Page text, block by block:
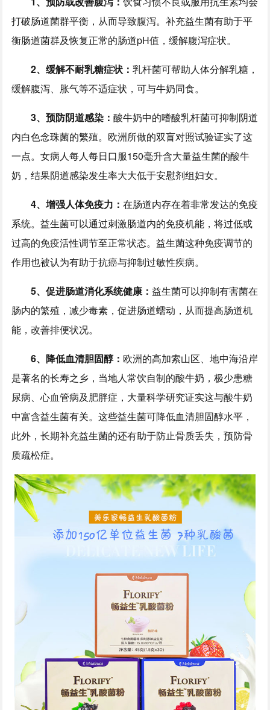
打破肠道菌群平衡，从而导致腹泻。补充益生菌有助于平
衡肠道菌群及恢复正常的肠道pH值，缓解腹泻症状。
2、缓解不耐乳糖症状：乳杆菌可帮助人体分解乳糖，
缓解腹泻、胀气等不适症状，可与牛奶同食。
3、预防阴道感染：酸牛奶中的嗜酸乳杆菌可抑制阴道
内白色念珠菌的繁殖。欧洲所做的双盲对照试验证实了这
一点。女病人每人每日口服150毫升含大量益生菌的酸牛
奶，结果阴道感染发生率大大低于安慰剂组妇女。
4、增强人体免疫力：在肠道内存在着非常发达的免疫
系统。益生菌可以通过刺激肠道内的免疫机能，将过低或
过高的免疫活性调节至正常状态。益生菌这种免疫调节的
作用也被认为有助于抗癌与抑制过敏性疾病。
5、促进肠道消化系统健康：益生菌可以抑制有害菌在
肠内的繁殖，减少毒素，促进肠道蠕动，从而提高肠道机
能，改善排便状况。
6、降低血清胆固醇： 欧洲的高加索山区、地中海沿岸
是著名的长寿之乡，当地人常饮自制的酸牛奶，极少患糖
尿病、心血管病及肥胖症，大量科学研究证实这与酸牛奶
中富含益生菌有关。这些益生菌可降低血清胆固醇水平，
此外，长期补充益生菌的还有助于防止骨质丢失，预防骨
质疏松症。